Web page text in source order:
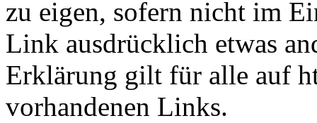
zu eigen, sofern nicht im
Link ausdrücklich etwas
Erklärung gilt für alle auf
vorhandenen Links.